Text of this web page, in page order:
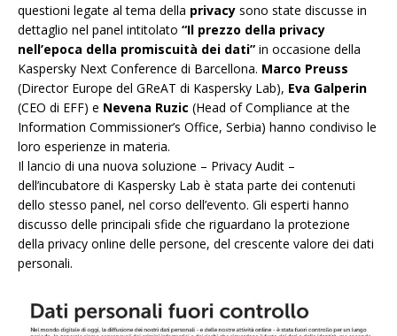
questioni legate al tema della privacy sono state discusse in
dettaglio nel panel intitolato “Il prezzo della privacy
nell’epoca della promiscuità dei dati” in occasione della
Kaspersky Next Conference di Barcellona. Marco Preuss
(Director Europe del GReAT di Kaspersky Lab), Eva Galperin
(CEO di EFF) e Nevena Ruzic (Head of Compliance at the
Information Commissioner’s Office, Serbia) hanno condiviso le
loro esperienze in materia.
Il lancio di una nuova soluzione – Privacy Audit –
dell’incubatore di Kaspersky Lab è stata parte dei contenuti
dello stesso panel, nel corso dell’evento. Gli esperti hanno
discusso delle principali sfide che riguardano la protezione
della privacy online delle persone, del crescente valore dei dati
personali.